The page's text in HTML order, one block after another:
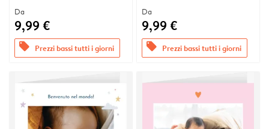
Da
9,99 €
offers Prezzi bassi tutti i giorni
Da
9,99 €
offers Prezzi bassi tutti i giorni